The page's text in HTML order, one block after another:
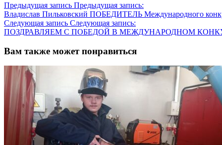
Предыдущая запись Предыдущая запись:
Владислав Пильковский ПОБЕДИТЕЛЬ Международного
Следующая запись Следующая запись:
ПОЗДРАВЛЯЕМ С ПОБЕДОЙ В МЕЖДУНАРОДНОМ
Вам также может понравиться